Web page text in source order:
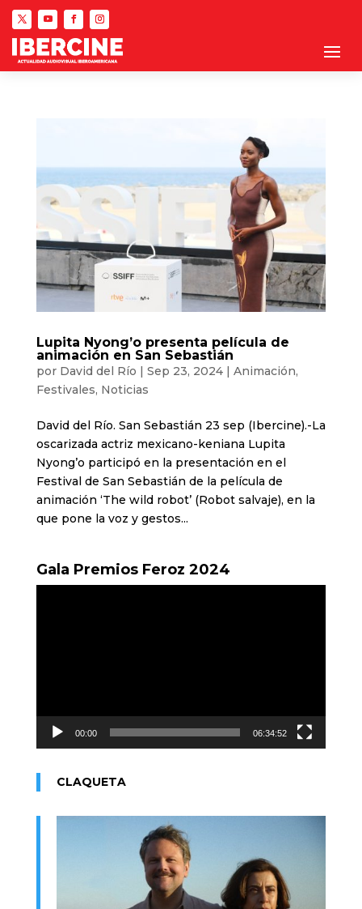
Lupita Nyong’o presenta película de
animación en San Sebastián
por David del Río | Sep 23, 2024| Animación,
Festivales, Noticias
David del Río. San Sebastián 23 sep (Ibercine).-La
oscarizada actriz mexicano-keniana Lupita
Nyong’o participó en la presentación en el
Festival de San Sebastián de la película de
animación ‘The wild robot’ (Robot salvaje), en la
que pone la voz y gestos...
Gala Premios Feroz 2024
00:00 06:34:52
CLAQUETA